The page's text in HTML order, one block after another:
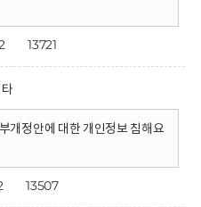
13721
개정안에 대한 개인정보 침해요
13507